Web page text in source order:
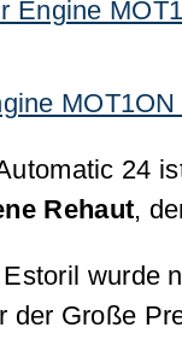
24
Rehaut,
wurde
der Große